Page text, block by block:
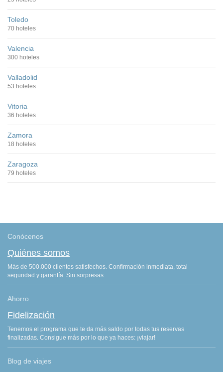
Toledo
70 hoteles
Valencia
300 hoteles
Valladolid
53 hoteles
Vitoria
36 hoteles
Zamora
18 hoteles
Zaragoza
79 hoteles
Conócenos
Quiénes somos
Más de 500.000 clientes satisfechos. Confirmación inmediata, total
seguridad y garantía. Sin sorpresas.
Ahorro
Fidelización
Tenemos el programa que te da más saldo por todas tus reservas
finalizadas. Consigue más por lo que ya haces: ¡viajar!
Blog de viajes